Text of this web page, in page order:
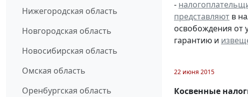
Нижегородская область
Новгородская область
Новосибирская область
Омская область
Оренбургская область
-
представляют в
освобождения от
гарантию и
22 июня 2015
Косвенные